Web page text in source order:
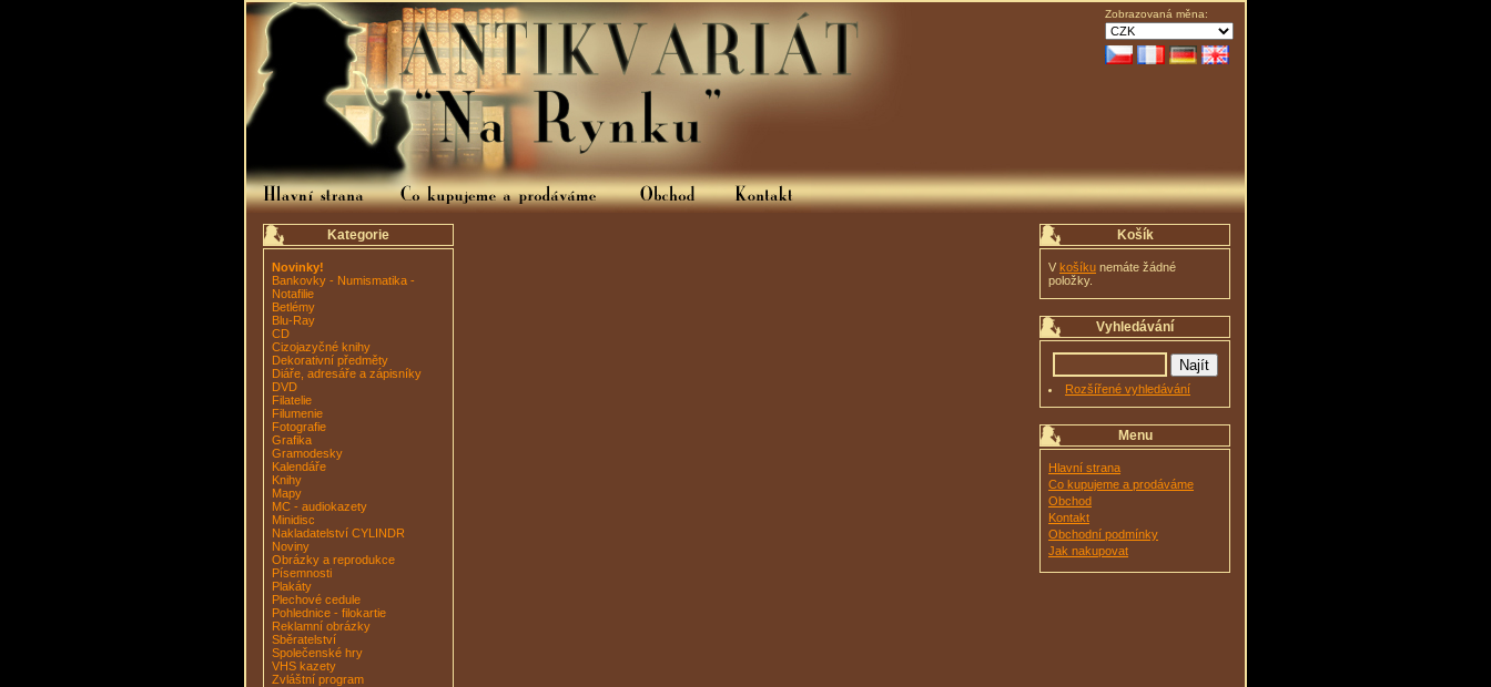
Zobrazovaná měna:
Kategorie
Novinky!
Bankovky - Numismatika -
Notafilie
Betlémy
Blu-Ray
CD
Cizojazyčné knihy
Dekorativní předměty
Diáře, adresáře a zápisníky
DVD
Filatelie
Filumenie
Fotografie
Grafika
Gramodesky
Kalendáře
Knihy
Mapy
MC - audiokazety
Minidisc
Nakladatelství CYLINDR
Noviny
Obrázky a reprodukce
Písemnosti
Plakáty
Plechové cedule
Pohlednice - filokartie
Reklamní obrázky
Sběratelství
Společenské hry
VHS kazety
Zvláštní program
Košík
V košíku nemáte žádné
položky.
Vyhledávání
Rozšířené vyhledávání
Menu
Hlavní strana
Co kupujeme a prodáváme
Obchod
Kontakt
Obchodní podmínky
Jak nakupovat